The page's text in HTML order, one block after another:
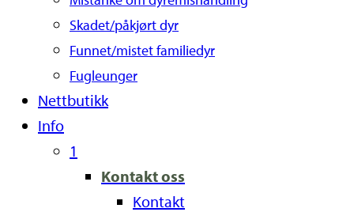
Skadet/påkjørt dyr
Funnet/mistet familiedyr
Fugleunger
Nettbutikk
Info
1
Kontakt oss
Kontakt